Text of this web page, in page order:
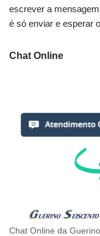
escrever a
é só enviar e esperar
Chat Online
Chat Online da